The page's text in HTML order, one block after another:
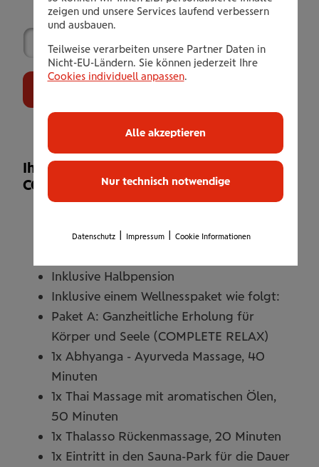
Ihr Leistungsangebot (Paket A:
COMPLETE RELAX)
Doppelzimmer bei Doppelbelegung oder
Inklusive Halbpension
Inklusive einem Wellnesspaket wie folgt:
Paket A: Ganzheitliche Erholung für
Körper und Seele (COMPLETE RELAX)
1x Abhyanga - Ayurveda Massage, 40
Minuten
1x Thai Massage mit aromatischen Ölen,
50 Minuten
1x Thalasso Rückenmassage, 20 Minuten
1x Eintritt in den Sauna-Park für die Dauer
zeigen und unsere Services laufend verbessern
und ausbauen.
Teilweise verarbeiten unsere Partner Daten in
Nicht-EU-Ländern. Sie können jederzeit Ihre
Cookies individuell anpassen.
Nur technisch notwendige
Alle akzeptieren
Datenschutz Impressum Cookie Informationen